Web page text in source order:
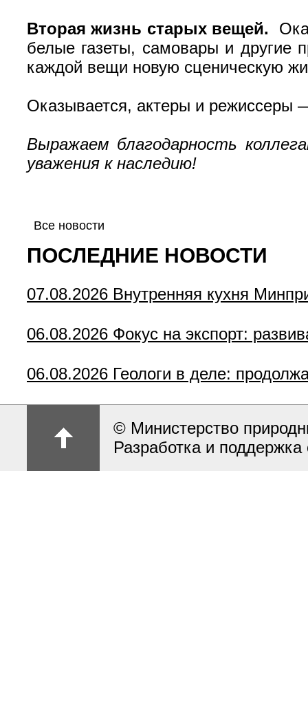
Вторая жизнь старых вещей.
белые газеты, самовары и другие
каждой вещи новую сценическую
Оказывается, актеры и
Выражаем благодарность
уважения к наследию!
Все новости
ПОСЛЕДНИЕ НОВОСТИ
07.08.2026 Внутренняя кухня
06.08.2026 Фокус на экспорт:
06.08.2026 Геологи в деле:
© Министерство
Разработка и